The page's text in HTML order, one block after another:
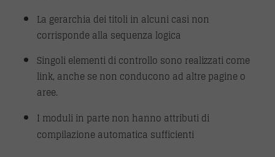
La gerarchia dei titoli in alcuni casi non
corrisponde alla sequenza logica
Singoli elementi di controllo sono realizzati come
link, anche se non conducono ad altre pagine o
aree.
I moduli in parte non hanno attributi di
compilazione automatica sufficienti